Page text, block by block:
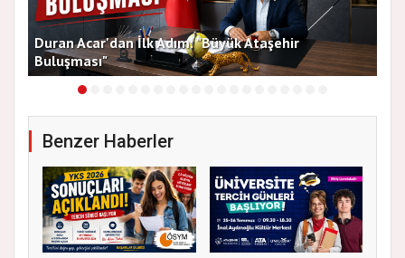
Duran Acar'dan İlk Adım: "Büyük Ataşehir
Buluşması"
Benzer Haberler